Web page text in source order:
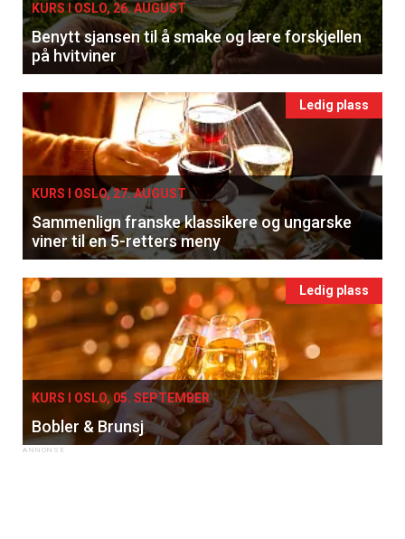
KURS I OSLO, 26. AUGUST
Benytt sjansen til å smake og lære forskjellen
på hvitviner
Ledig plass
KURS I OSLO, 27. AUGUST
Sammenlign franske klassikere og ungarske
viner til en 5-retters meny
Ledig plass
KURS I OSLO, 05. SEPTEMBER
Bobler & Brunsj